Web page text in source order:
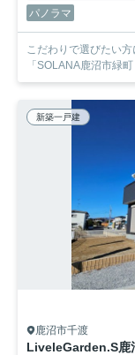
パノラマ
こだわりで選びたい
「SOLANA鹿沼市緑
新築一戸建
鹿沼市千渡
LiveleGarden.S